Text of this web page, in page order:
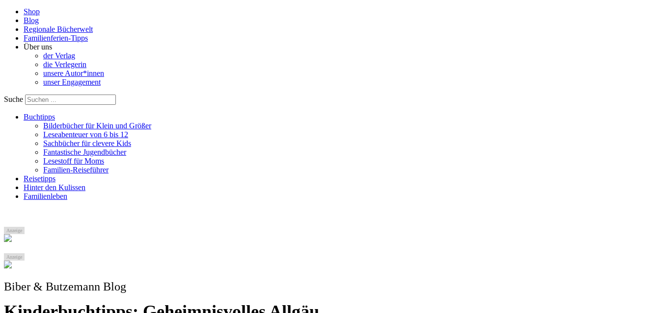
Shop
Blog
Regionale Bücherwelt
Familienferien-Tipps
Über uns
der Verlag
die Verlegerin
unsere Autor*innen
unser Engagement
Suche
Buchtipps
Bilderbücher für Klein und Größer
Leseabenteuer von 6 bis 12
Sachbücher für clevere Kids
Fantastische Jugendbücher
Lesestoff für Moms
Familien-Reiseführer
Reisetipps
Hinter den Kulissen
Familienleben
Anzeige
Anzeige
Biber & Butzemann Blog